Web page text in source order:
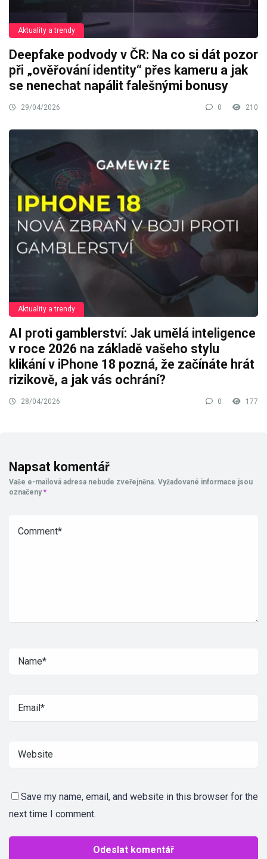
Aktuality a trendy
Deepfake podvody v ČR: Na co si dát pozor
při „ověřování identity“ přes kameru a jak
se nenechat napálit falešnými bonusy
29/04/2026 0 210
Aktuality a trendy
AI proti gamblerství: Jak umělá inteligence
v roce 2026 na základě vašeho stylu
klikání v iPhone 18 pozná, že začínáte hrát
rizikově, a jak vás ochrání?
28/04/2026 0 177
Napsat komentář
Vaše e-mailová adresa nebude zveřejněna. Vyžadované informace jsou
označeny *
Save my name, email, and website in this browser for the
next time I comment.